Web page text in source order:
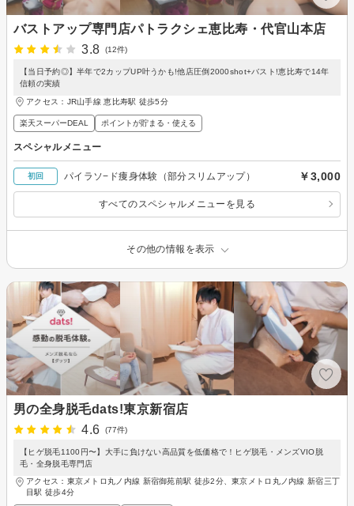
バストアップ専門店パトラクシェ恵比寿・代官山本店
3.8
(12件)
【当日予約◎】半年で2カップUP叶うかも!他店圧倒2000shot+バスト!恵比寿で14年
信頼の実績
アクセス：JR山手線 恵比寿駅 徒歩5分
楽天スーパーDEAL ポイントが貯まる・使える
スペシャルメニュー
初回 パイラソ−ド痩身体験（部分スリムアップ） ￥3,000
すべてのスペシャルメニューを見る
その他の情報を表示
男の全身脱毛dats!東京新宿店
4.6
(77件)
【ヒゲ脱毛1100円〜】大手に負けない高品質を低価格で！ヒゲ脱毛・メンズVIO脱
毛・全身脱毛専門店
アクセス：東京メトロ丸ノ内線 新宿御苑前駅 徒歩2分、東京メトロ丸ノ内線 新宿三丁
目駅 徒歩4分